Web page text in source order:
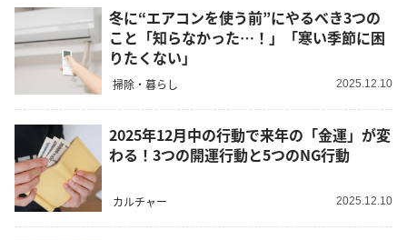
冬に“エアコンを使う前”にやるべき3つの
こと「知らなかった…！」「寒い季節に困
りたくない」
掃除・暮らし 2025.12.10
2025年12月中の行動で来年の「金運」が変
わる！3つの開運行動と5つのNG行動
カルチャー 2025.12.10